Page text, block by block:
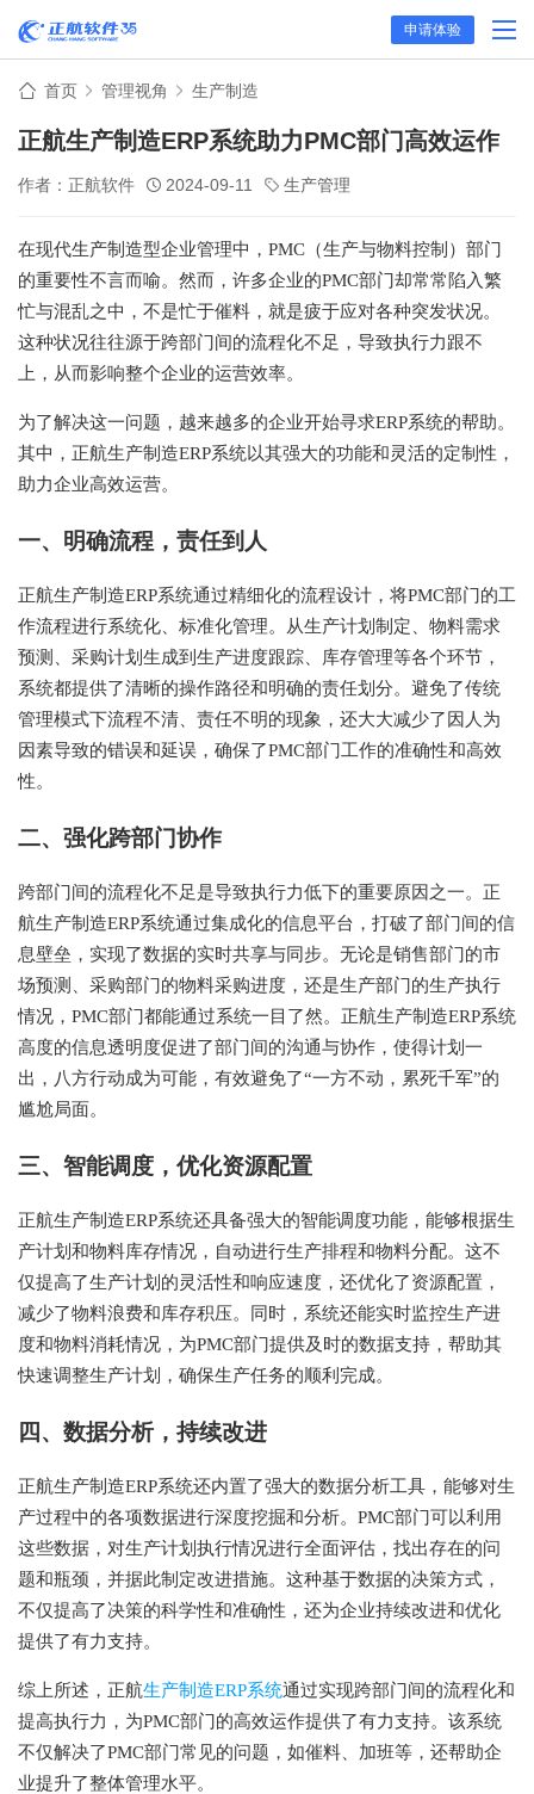
申请体验
首页 管理视角 生产制造
正航生产制造ERP系统助力PMC部门高效运作
作者：正航软件 2024-09-11 生产管理
在现代生产制造型企业管理中，PMC（生产与物料控制）部门
的重要性不言而喻。然而，许多企业的PMC部门却常常陷入繁
忙与混乱之中，不是忙于催料，就是疲于应对各种突发状况。
这种状况往往源于跨部门间的流程化不足，导致执行力跟不
上，从而影响整个企业的运营效率。
为了解决这一问题，越来越多的企业开始寻求ERP系统的帮助。
其中，正航生产制造ERP系统以其强大的功能和灵活的定制性，
助力企业高效运营。
一、明确流程，责任到人
正航生产制造ERP系统通过精细化的流程设计，将PMC部门的工
作流程进行系统化、标准化管理。从生产计划制定、物料需求
预测、采购计划生成到生产进度跟踪、库存管理等各个环节，
系统都提供了清晰的操作路径和明确的责任划分。避免了传统
管理模式下流程不清、责任不明的现象，还大大减少了因人为
因素导致的错误和延误，确保了PMC部门工作的准确性和高效
性。
二、强化跨部门协作
跨部门间的流程化不足是导致执行力低下的重要原因之一。正
航生产制造ERP系统通过集成化的信息平台，打破了部门间的信
息壁垒，实现了数据的实时共享与同步。无论是销售部门的市
场预测、采购部门的物料采购进度，还是生产部门的生产执行
情况，PMC部门都能通过系统一目了然。正航生产制造ERP系统
高度的信息透明度促进了部门间的沟通与协作，使得计划一
出，八方行动成为可能，有效避免了“一方不动，累死千军”的
尴尬局面。
三、智能调度，优化资源配置
正航生产制造ERP系统还具备强大的智能调度功能，能够根据生
产计划和物料库存情况，自动进行生产排程和物料分配。这不
仅提高了生产计划的灵活性和响应速度，还优化了资源配置，
减少了物料浪费和库存积压。同时，系统还能实时监控生产进
度和物料消耗情况，为PMC部门提供及时的数据支持，帮助其
快速调整生产计划，确保生产任务的顺利完成。
四、数据分析，持续改进
正航生产制造ERP系统还内置了强大的数据分析工具，能够对生
产过程中的各项数据进行深度挖掘和分析。PMC部门可以利用
这些数据，对生产计划执行情况进行全面评估，找出存在的问
题和瓶颈，并据此制定改进措施。这种基于数据的决策方式，
不仅提高了决策的科学性和准确性，还为企业持续改进和优化
提供了有力支持。
综上所述，正航生产制造ERP系统通过实现跨部门间的流程化和
提高执行力，为PMC部门的高效运作提供了有力支持。该系统
不仅解决了PMC部门常见的问题，如催料、加班等，还帮助企
业提升了整体管理水平。